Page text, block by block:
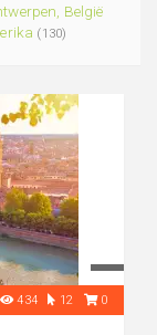
België
(130)
434 12 0